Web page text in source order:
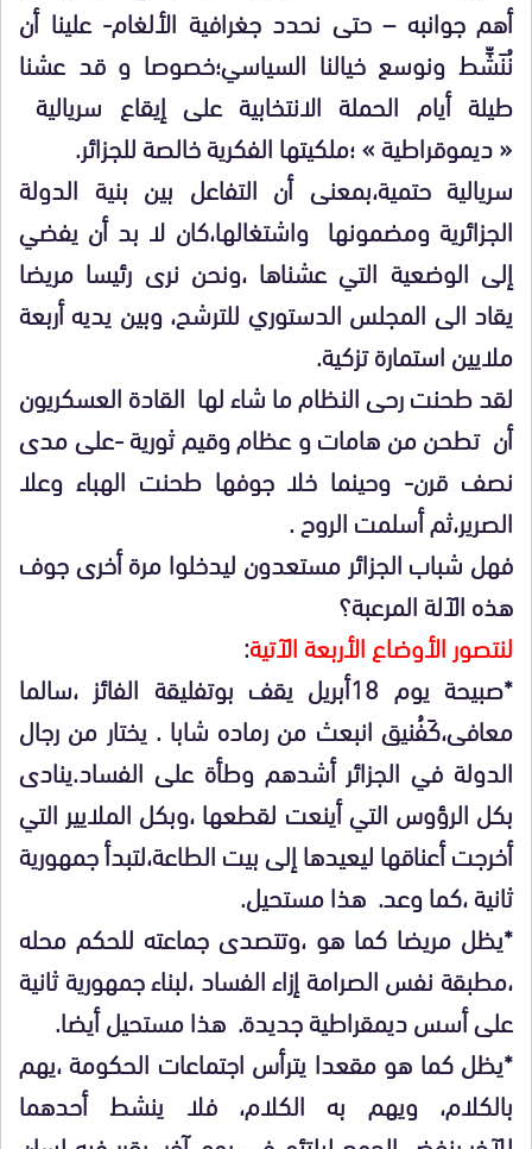
أهم جوانبه – حتى نحدد جغرافية الألغام- علينا أن
نُنَشِّط ونوسع خيالنا السياسي؛خصوصا و قد عشنا
طيلة أيام الحملة الانتخابية على إيقاع سريالية
« ديموقراطية » ؛ملكيتها الفكرية خالصة للجزائر.
سريالية حتمية،بمعنى أن التفاعل بين بنية الدولة
الجزائرية ومضمونها واشتغالها،كان لا بد أن يفضي
إلى الوضعية التي عشناها ،ونحن نرى رئيسا مريضا
يقاد الى المجلس الدستوري للترشح، وبين يديه أربعة
ملايين استمارة تزكية.
لقد طحنت رحى النظام ما شاء لها القادة العسكريون
أن تطحن من هامات و عظام وقيم ثورية -على مدى
نصف قرن- وحينما خلا جوفها طحنت الهباء وعلا
الصرير،ثم أسلمت الروح .
فهل شباب الجزائر مستعدون ليدخلوا مرة أخرى جوف
هذه الآلة المرعبة؟
لنتصور الأوضاع الأربعة الآتية:
*صبيحة يوم 18أبريل يقف بوتفليقة الفائز ،سالما
معافى،كَفُنيق انبعث من رماده شابا . يختار من رجال
الدولة في الجزائر أشدهم وطأة على الفساد.ينادى
بكل الرؤوس التي أينعت لقطعها ،وبكل الملايير التي
أخرجت أعناقها ليعيدها إلى بيت الطاعة،لتبدأ جمهورية
ثانية ،كما وعد. هذا مستحيل.
*يظل مريضا كما هو ،وتتصدى جماعته للحكم محله
،مطبقة نفس الصرامة إزاء الفساد ،لبناء جمهورية ثانية
على أسس ديمقراطية جديدة. هذا مستحيل أيضا.
*يظل كما هو مقعدا يترأس اجتماعات الحكومة ،يهم
بالكلام، ويهم به الكلام، فلا ينشط أحدهما